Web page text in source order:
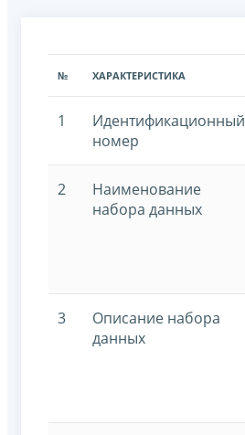
№ ХАРАКТЕРИСТИКА
1
Идентификационный
номер
2
Наименование
набора данных
3
Описание набора
данных